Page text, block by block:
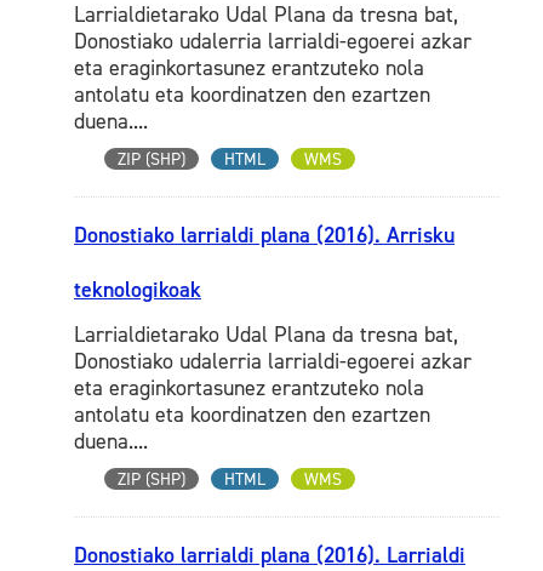
Larrialdietarako Udal Plana da tresna bat,
Donostiako udalerria larrialdi-egoerei azkar
eta eraginkortasunez erantzuteko nola
antolatu eta koordinatzen den ezartzen
duena....
ZIP (SHP) HTML WMS
Donostiako larrialdi plana (2016). Arrisku
teknologikoak
Larrialdietarako Udal Plana da tresna bat,
Donostiako udalerria larrialdi-egoerei azkar
eta eraginkortasunez erantzuteko nola
antolatu eta koordinatzen den ezartzen
duena....
ZIP (SHP) HTML WMS
Donostiako larrialdi plana (2016). Larrialdi